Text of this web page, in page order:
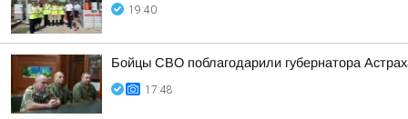
19:40
Бойцы СВО поблагодарили губернатора
17:48